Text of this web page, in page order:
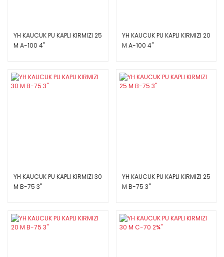
YH KAUCUK PU KAPLI KIRMIZI 25
M A-100 4''
YH KAUCUK PU KAPLI KIRMIZI 20
M A-100 4''
YH KAUCUK PU KAPLI KIRMIZI 30
M B-75 3''
YH KAUCUK PU KAPLI KIRMIZI 25
M B-75 3''